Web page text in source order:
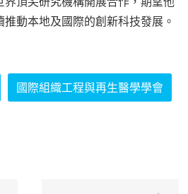
動本地及國際的創新科技發展。
國際組織工程與再生醫學學會